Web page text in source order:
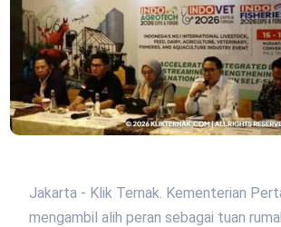
Jakarta - Klik Ternak. Kementerian
mengambil alih peran sebagai tuan